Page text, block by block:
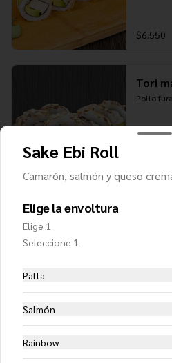
$6.550
Tori
Pollo
Sake Ebi Roll
Camarón, salmón y queso
Elige la envoltura
Elige 1
Seleccione 1
Palta
Salmón
Rainbow